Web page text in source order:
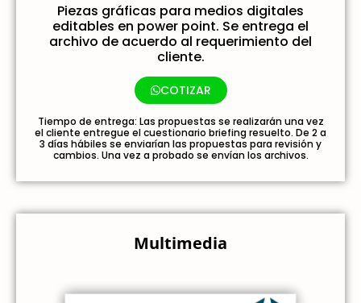
Piezas gráficas para medios digitales
editables en power point. Se entrega el
archivo de acuerdo al requerimiento del
cliente.
COTIZAR
Tiempo de entrega: Las propuestas se realizarán una vez
el cliente entregue el cuestionario briefing resuelto. De 2 a
3 días hábiles se enviarían las propuestas para revisión y
cambios. Una vez a probado se envían los archivos.
Multimedia